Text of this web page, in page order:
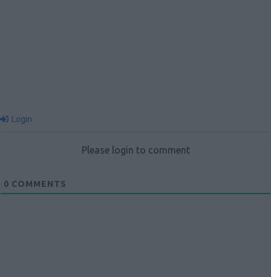
Login
Please login to comment
0 COMMENTS